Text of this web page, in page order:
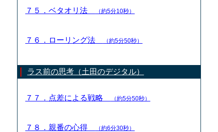
７５．ベタオリ法 （約5分10秒）
７６．ローリング法 （約5分50秒）
ラス前の思考（土田のデジタル）
７７．点差による戦略 （約5分50秒）
７８．親番の心得 （約6分30秒）